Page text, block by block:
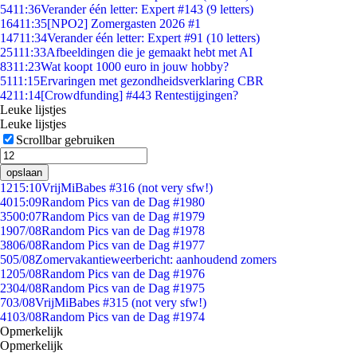
5411:36Verander één letter: Expert #143 (9 letters)
16411:35[NPO2] Zomergasten 2026 #1
14711:34Verander één letter: Expert #91 (10 letters)
25111:33Afbeeldingen die je gemaakt hebt met AI
8311:23Wat koopt 1000 euro in jouw hobby?
5111:15Ervaringen met gezondheidsverklaring CBR
4211:14[Crowdfunding] #443 Rentestijgingen?
Leuke lijstjes
Leuke lijstjes
Scrollbar gebruiken
opslaan
1215:10VrijMiBabes #316 (not very sfw!)
4015:09Random Pics van de Dag #1980
3500:07Random Pics van de Dag #1979
1907/08Random Pics van de Dag #1978
3806/08Random Pics van de Dag #1977
505/08Zomervakantieweerbericht: aanhoudend zomers
1205/08Random Pics van de Dag #1976
2304/08Random Pics van de Dag #1975
703/08VrijMiBabes #315 (not very sfw!)
4103/08Random Pics van de Dag #1974
Opmerkelijk
Opmerkelijk